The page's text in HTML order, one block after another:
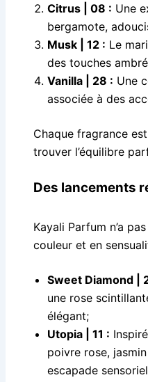
Citrus | 08 : Une
bergamote,
Musk | 12 : Le
des touches
Vanilla | 28 : Une
associée à des
Chaque fragrance
trouver l’équilibre
Des lancements
Kayali Parfum n’a
couleur et en
Sweet Diamond |
une rose
élégant;
Utopia | 11 :
poivre rose,
escapade